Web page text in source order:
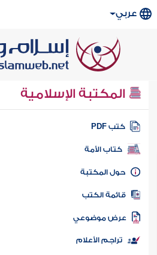
عربي
المكتبة الإسلامية
كتب PDF
كتاب الأمة
المكتبة
الكتب
موضوعي